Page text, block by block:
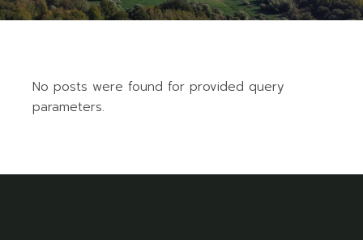
No posts were found for provided query
parameters.